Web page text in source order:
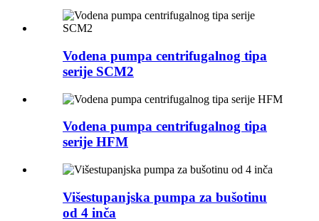
Vodena pumpa centrifugalnog tipa
serije SCM2
Vodena pumpa centrifugalnog tipa
serije HFM
Višestupanjska pumpa za bušotinu
od 4 inča